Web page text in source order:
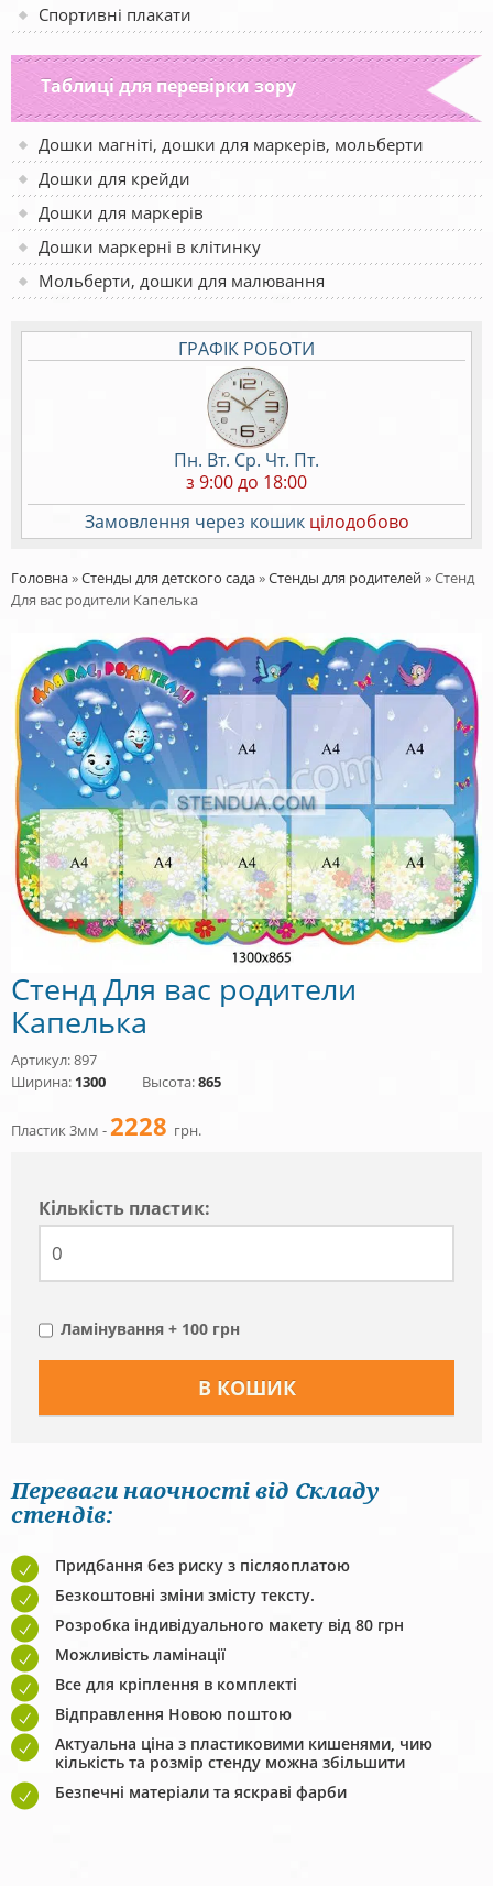
Спортивні плакати
Таблиці для перевірки зору
Дошки магніті, дошки для маркерів, мольберти
Дошки для крейди
Дошки для маркерів
Дошки маркерні в клітинку
Мольберти, дошки для малювання
ГРАФІК РОБОТИ
Пн. Вт. Ср. Чт. Пт.
з 9:00 до 18:00
Замовлення через кошик цілодобово
Головна»Стенды для детского сада»Стенды для родителей»Стенд
Для вас родители Капелька
Стенд Для вас родители
Капелька
Артикул: 897
Ширина: 1300 Высота:865
Пластик 3мм -2228 грн.
Кiлькiсть пластик:
Ламінування + 100 грн
Переваги наочності від Складу
стендів:
Придбання без риску з післяоплатою
Безкоштовні зміни змісту тексту.
Розробка індивідуального макету від 80 грн
Можливість ламінації
Все для кріплення в комплекті
Відправлення Новою поштою
Актуальна ціна з пластиковими кишенями, чию
кількість та розмір стенду можна збільшити
Безпечні матеріали та яскраві фарби